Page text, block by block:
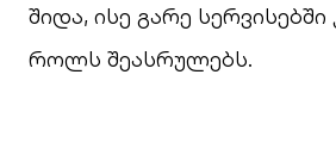
შიდა, ისე გარე
როლს შეასრულებს.